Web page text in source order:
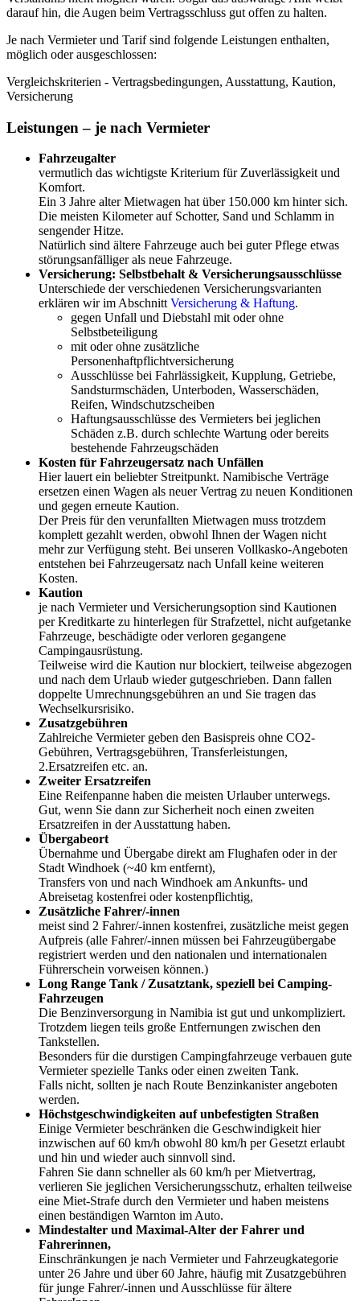
darauf hin, die Augen beim Vertragsschluss gut offen zu halten.
Je nach Vermieter und Tarif sind folgende Leistungen enthalten,
möglich oder ausgeschlossen:
Vergleichskriterien - Vertragsbedingungen, Ausstattung, Kaution,
Versicherung
Leistungen – je nach Vermieter
Fahrzeugalter
vermutlich das wichtigste Kriterium für Zuverlässigkeit und
Komfort.
Ein 3 Jahre alter Mietwagen hat über 150.000 km hinter sich.
Die meisten Kilometer auf Schotter, Sand und Schlamm in
sengender Hitze.
Natürlich sind ältere Fahrzeuge auch bei guter Pflege etwas
störungsanfälliger als neue Fahrzeuge.
Versicherung: Selbstbehalt & Versicherungsausschlüsse
Unterschiede der verschiedenen Versicherungsvarianten
erklären wir im Abschnitt Versicherung & Haftung.
gegen Unfall und Diebstahl mit oder ohne
Selbstbeteiligung
mit oder ohne zusätzliche
Personenhaftpflichtversicherung
Ausschlüsse bei Fahrlässigkeit, Kupplung, Getriebe,
Sandsturmschäden, Unterboden, Wasserschäden,
Reifen, Windschutzscheiben
Haftungsausschlüsse des Vermieters bei jeglichen
Schäden z.B. durch schlechte Wartung oder bereits
bestehende Fahrzeugschäden
Kosten für Fahrzeugersatz nach Unfällen
Hier lauert ein beliebter Streitpunkt. Namibische Verträge
ersetzen einen Wagen als neuer Vertrag zu neuen Konditionen
und gegen erneute Kaution.
Der Preis für den verunfallten Mietwagen muss trotzdem
komplett gezahlt werden, obwohl Ihnen der Wagen nicht
mehr zur Verfügung steht. Bei unseren Vollkasko-Angeboten
entstehen bei Fahrzeugersatz nach Unfall keine weiteren
Kosten.
Kaution
je nach Vermieter und Versicherungsoption sind Kautionen
per Kreditkarte zu hinterlegen für Strafzettel, nicht aufgetanke
Fahrzeuge, beschädigte oder verloren gegangene
Campingausrüstung.
Teilweise wird die Kaution nur blockiert, teilweise abgezogen
und nach dem Urlaub wieder gutgeschrieben. Dann fallen
doppelte Umrechnungsgebühren an und Sie tragen das
Wechselkursrisiko.
Zusatzgebühren
Zahlreiche Vermieter geben den Basispreis ohne CO2-
Gebühren, Vertragsgebühren, Transferleistungen,
2.Ersatzreifen etc. an.
Zweiter Ersatzreifen
Eine Reifenpanne haben die meisten Urlauber unterwegs.
Gut, wenn Sie dann zur Sicherheit noch einen zweiten
Ersatzreifen in der Ausstattung haben.
Übergabeort
Übernahme und Übergabe direkt am Flughafen oder in der
Stadt Windhoek (~40 km entfernt),
Transfers von und nach Windhoek am Ankunfts- und
Abreisetag kostenfrei oder kostenpflichtig,
Zusätzliche Fahrer/-innen
meist sind 2 Fahrer/-innen kostenfrei, zusätzliche meist gegen
Aufpreis (alle Fahrer/-innen müssen bei Fahrzeugübergabe
registriert werden und den nationalen und internationalen
Führerschein vorweisen können.)
Long Range Tank / Zusatztank, speziell bei Camping-
Fahrzeugen
Die Benzinversorgung in Namibia ist gut und unkompliziert.
Trotzdem liegen teils große Entfernungen zwischen den
Tankstellen.
Besonders für die durstigen Campingfahrzeuge verbauen gute
Vermieter spezielle Tanks oder einen zweiten Tank.
Falls nicht, sollten je nach Route Benzinkanister angeboten
werden.
Höchstgeschwindigkeiten auf unbefestigten Straßen
Einige Vermieter beschränken die Geschwindigkeit hier
inzwischen auf 60 km/h obwohl 80 km/h per Gesetzt erlaubt
und hin und wieder auch sinnvoll sind.
Fahren Sie dann schneller als 60 km/h per Mietvertrag,
verlieren Sie jeglichen Versicherungsschutz, erhalten teilweise
eine Miet-Strafe durch den Vermieter und haben meistens
einen beständigen Warnton im Auto.
Mindestalter und Maximal-Alter der Fahrer und
Fahrerinnen,
Einschränkungen je nach Vermieter und Fahrzeugkategorie
unter 26 Jahre und über 60 Jahre, häufig mit Zusatzgebühren
für junge Fahrer/-innen und Ausschlüsse für ältere